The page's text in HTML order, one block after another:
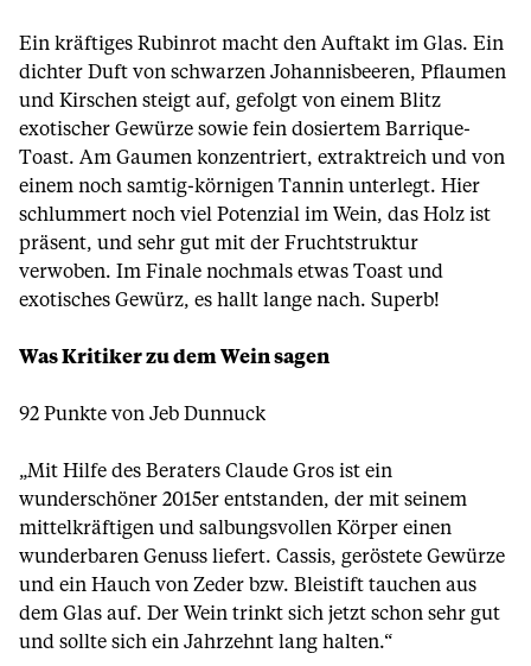
Ein kräftiges Rubinrot macht den Auftakt im Glas. Ein
dichter Duft von schwarzen Johannisbeeren, Pflaumen
und Kirschen steigt auf, gefolgt von einem Blitz
exotischer Gewürze sowie fein dosiertem Barrique-
Toast. Am Gaumen konzentriert, extraktreich und von
einem noch samtig-körnigen Tannin unterlegt. Hier
schlummert noch viel Potenzial im Wein, das Holz ist
präsent, und sehr gut mit der Fruchtstruktur
verwoben. Im Finale nochmals etwas Toast und
exotisches Gewürz, es hallt lange nach. Superb!
Was Kritiker zu dem Wein sagen
92 Punkte von Jeb Dunnuck
„Mit Hilfe des Beraters Claude Gros ist ein
wunderschöner 2015er entstanden, der mit seinem
mittelkräftigen und salbungsvollen Körper einen
wunderbaren Genuss liefert. Cassis, geröstete Gewürze
und ein Hauch von Zeder bzw. Bleistift tauchen aus
dem Glas auf. Der Wein trinkt sich jetzt schon sehr gut
und sollte sich ein Jahrzehnt lang halten.“